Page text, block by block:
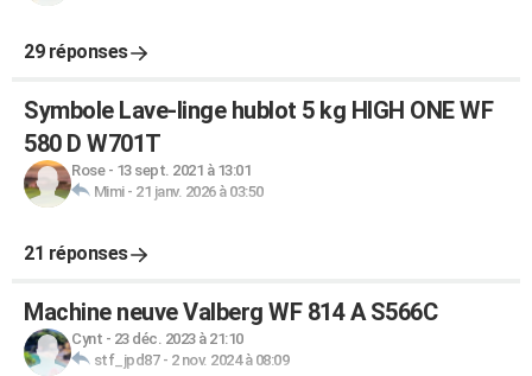
29 réponses
Symbole Lave-linge hublot 5 kg HIGH ONE WF
580 D W701T
Rose- 13 sept. 2021 à 13:01
Mimi- 21 janv. 2026 à 03:50
21 réponses
Machine neuve Valberg WF 814 A S566C
Cynt - 23 déc. 2023 à 21:10
stf_jpd87- 2 nov. 2024 à 08:09